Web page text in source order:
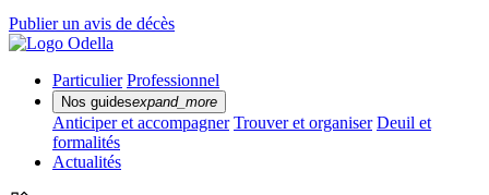
Publier un avis de décès
Particulier Professionnel
Nos guidesexpand_more
Anticiper et accompagner Trouver et organiser Deuil et
formalités
Actualités